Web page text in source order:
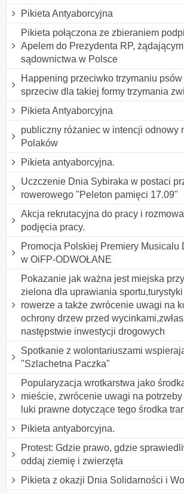
Pikieta Antyaborcyjna
Pikieta połączona ze zbieraniem
Apelem do Prezydenta RP,
sądownictwa w Polsce
Happening przeciwko trzymaniu psów
sprzeciw dla takiej formy trzymania
Pikieta Antyaborcyjna
publiczny różaniec w intencji odnowy
Polaków
Pikieta antyaborcyjna.
Uczczenie Dnia Sybiraka w postaci
rowerowego "Peleton pamięci 17.09"
Akcja rekrutacyjna do pracy i
podjęcia pracy.
Promocja Polskiej Premiery Musicalu
w OiFP-ODWOŁANE
Pokazanie jak ważna jest miejska
zielona dla uprawiania
rowerze a także zwrócenie uwagi na
ochrony drzew przed
następstwie inwestycji drogowych
Spotkanie z wolontariuszami
"Szlachetna Paczka"
Popularyzacja wrotkarstwa jako
mieście, zwrócenie uwagi na
luki prawne dotyczące tego środka
Pikieta antyaborcyjna.
Protest: Gdzie prawo, gdzie
oddaj ziemię i zwierzęta
Pikieta z okazji Dnia Solidarności i